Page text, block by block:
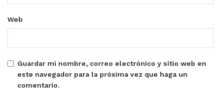
Web
Guardar mi nombre, correo electrónico y sitio web en
este navegador para la próxima vez que haga un
comentario.